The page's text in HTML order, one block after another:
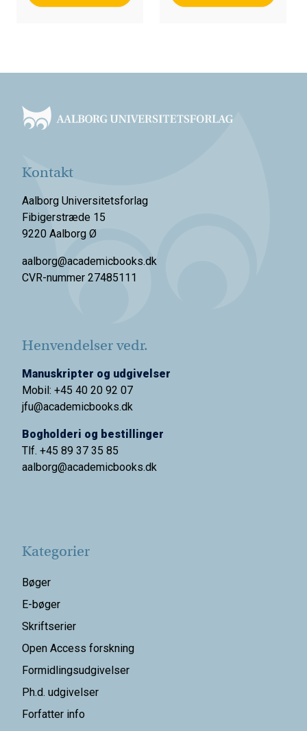
Kontakt
Aalborg Universitetsforlag
Fibigerstræde 15
9220 Aalborg Ø
aalborg@academicbooks.dk
CVR-nummer 27485111
Henvendelser vedr.
Manuskripter og udgivelser
Mobil: +45 40 20 92 07
jfu@academicbooks.dk
Bogholderi og bestillinger
Tlf. +45 89 37 35 85
aalborg@academicbooks.dk
Kategorier
Bøger
E-bøger
Skriftserier
Open Access forskning
Formidlingsudgivelser
Ph.d. udgivelser
Forfatter info